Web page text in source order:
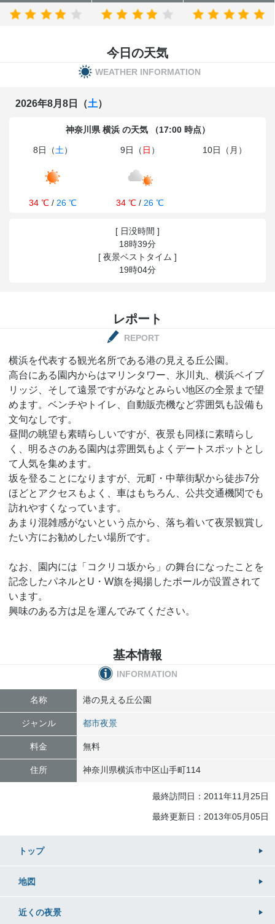
今日の天気
WEATHER INFORMATION
2026年8月8日（土）
神奈川県 横浜 の天気 （17:00 時点）
8日（土） 9日（ 日 ） 10日（月）
34 ℃ / 26 ℃ 34 ℃ / 26 ℃
[ 日没時間 ]
18時39分
[ 夜景ベストタイム ]
19時04分
レポート
REPORT
横浜を代表する観光名所である港の見える丘公園。
高台にある園内からはマリンタワー、氷川丸、横浜ベイブ
リッジ、そして遠景ですがみなとみらい地区の全景まで望
めます。ベンチやトイレ、自動販売機など雰囲気も設備も
文句なしです。
昼間の眺望も素晴らしいですが、夜景も同様に素晴らし
く、明るさのある園内は雰囲気もよくデートスポットとし
て人気を集めます。
坂を登ることになりますが、元町・中華街駅から徒歩7分
ほどとアクセスもよく、車はもちろん、公共交通機関でも
訪れやすくなっています。
あまり混雑感がないという点から、落ち着いて夜景観賞し
たい方にお勧めしたい場所です。
なお、園内には「コクリコ坂から」の舞台になったことを
記念したパネルとU・W旗を掲揚したポールが設置されて
います。
興味のある方は足を運んでみてください。
基本情報
INFORMATION
名称 港の見える丘公園
ジャンル 都市夜景
料金 無料
住所 神奈川県横浜市中区山手町114
最終訪問日：2011年11月25日
最終更新日：2013年05月05日
トップ
地図
近くの夜景